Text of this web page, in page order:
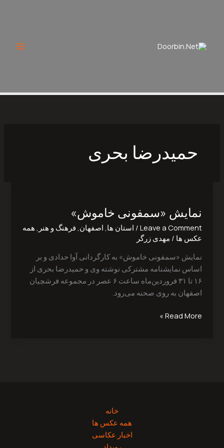
حمیدرضا بحری
نمایش «سمفونی خاموش»
Leave a Comment
/ استان ها اصفهان فرهنگ و هنر همه
عکس ها / مهدی زرگر
نمایش «سمفونی خاموش» به کارگردانی آوا حدادی و بر
اساس نمایشنامه مشترکی نوشته وی و حمیدرضا بحری از
۱۶ تا ۳۱ فروردین‌ماه ساعت ۶ عصر در مجموعه فرشچیان
اصفهان به روی صحنه می‌رود.
خاموش»
Read More »
خانه
همه عکس ها
اخبار عکاسی